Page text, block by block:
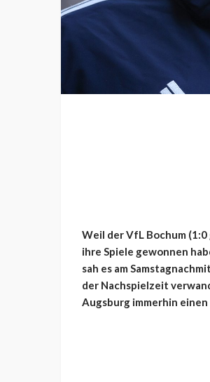
Weil der VfL Bochum
ihre Spiele gewonnen
sah es am
der Nachspielzeit
Augsburg immerhin